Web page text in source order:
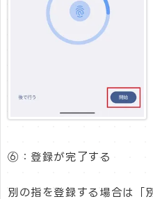
⑥：登録が完了する
別の指を登録する場合は「